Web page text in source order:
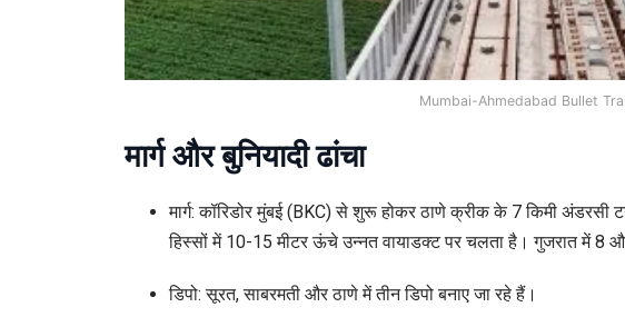
Mumbai-Ahmedabad Bullet
मार्ग और बुनियादी ढांचा
मार्ग: कॉरिडोर मुंबई (BKC) से शुरू होकर ठाणे क्रीक के 7 किमी
हिस्सों में 10-15 मीटर ऊंचे उन्नत वायाडक्ट पर चलता है। गुजरात में 8
डिपो: सूरत, साबरमती और ठाणे में तीन डिपो बनाए जा रहे हैं।